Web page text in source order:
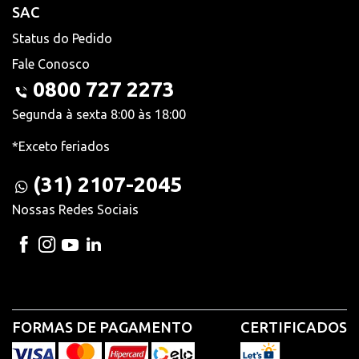
SAC
Status do Pedido
Fale Conosco
0800 727 2273
Segunda à sexta 8:00 às 18:00
*Exceto feriados
(31) 2107-2045
Nossas Redes Sociais
FORMAS DE PAGAMENTO CERTIFICADOS